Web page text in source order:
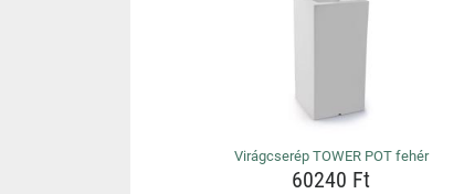
Virágcserép TOWER POT fehér
60240 Ft